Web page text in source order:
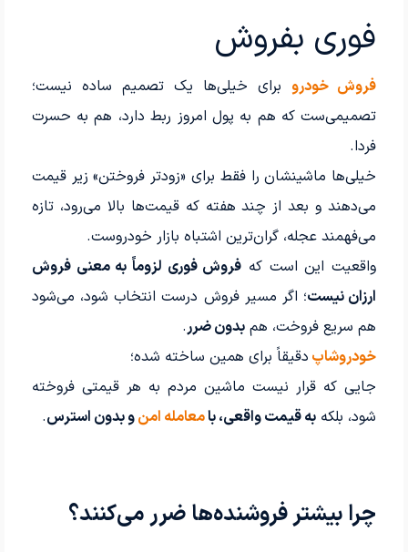
فوری بفروش
فروش خودروبرای خیلی‌ها یک تصمیم ساده نیست؛
تصمیمی‌ست که هم به پول امروز ربط دارد، هم به حسرت
فردا.
خیلی‌ها ماشینشان را فقط برای «زودتر فروختن» زیر قیمت
می‌دهند و بعد از چند هفته که قیمت‌ها بالا می‌رود، تازه
می‌فهمند عجله، گران‌ترین اشتباه بازار خودروست.
واقعیت این است که فروش فوری لزوماً به معنی فروش
ارزان نیست؛ اگر مسیر فروش درست انتخاب شود، می‌شود
هم سریع فروخت، هم بدون ضرر.
خودروشاپ دقیقاً برای همین ساخته شده؛
جایی که قرار نیست ماشین مردم به هر قیمتی فروخته
شود، بلکه به قیمت واقعی، بامعامله امنو بدون استرس.
چرا بیشتر فروشنده‌ها ضرر می‌کنند؟